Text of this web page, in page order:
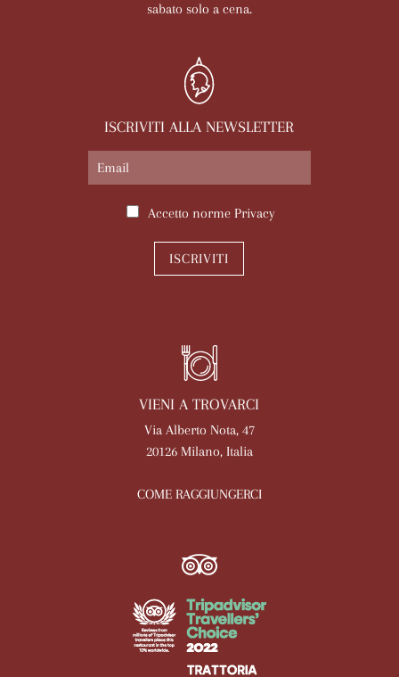
sabato solo a cena.
ISCRIVITI ALLA NEWSLETTER
Accetto norme Privacy
ISCRIVITI
VIENI A TROVARCI
Via Alberto Nota, 47
20126 Milano, Italia
COME RAGGIUNGERCI